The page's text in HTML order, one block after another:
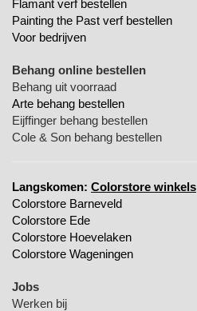
Flamant verf bestellen
Painting the Past verf bestellen
Voor bedrijven
Behang online bestellen
Behang uit voorraad
Arte behang bestellen
Eijffinger behang bestellen
Cole & Son behang bestellen
Langskomen: Colorstore winkels
Colorstore Barneveld
Colorstore Ede
Colorstore Hoevelaken
Colorstore Wageningen
Jobs
Werken bij